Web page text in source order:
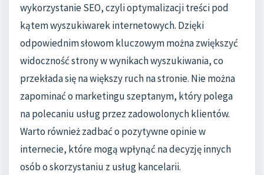
wykorzystanie SEO, czyli optymalizacji treści pod
kątem wyszukiwarek internetowych. Dzięki
odpowiednim słowom kluczowym można zwiększyć
widoczność strony w wynikach wyszukiwania, co
przekłada się na większy ruch na stronie. Nie można
zapominać o marketingu szeptanym, który polega
na polecaniu usług przez zadowolonych klientów.
Warto również zadbać o pozytywne opinie w
internecie, które mogą wpłynąć na decyzję innych
osób o skorzystaniu z usług kancelarii.